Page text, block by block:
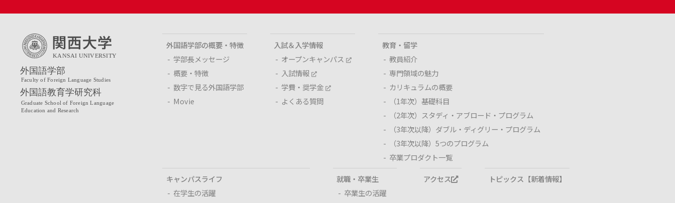
外国語学部の概要・特徴
学部長メッセージ
概要・特徴
数字で見る外国語学部
Movie
入試＆入学情報
オープンキャンパス
入試情報
学費・奨学金
よくある質問
教育・留学
教員紹介
専門領域の魅力
カリキュラムの概要
（1年次）基礎科目
（2年次）スタディ・アブロード・プログラム
（3年次以降）ダブル・ディグリー・プログラム
（3年次以降）5つのプログラム
卒業プロダクト一覧
キャンパスライフ
在学生の活躍
就職・卒業生
卒業生の活躍
アクセス トピックス【新着情報】